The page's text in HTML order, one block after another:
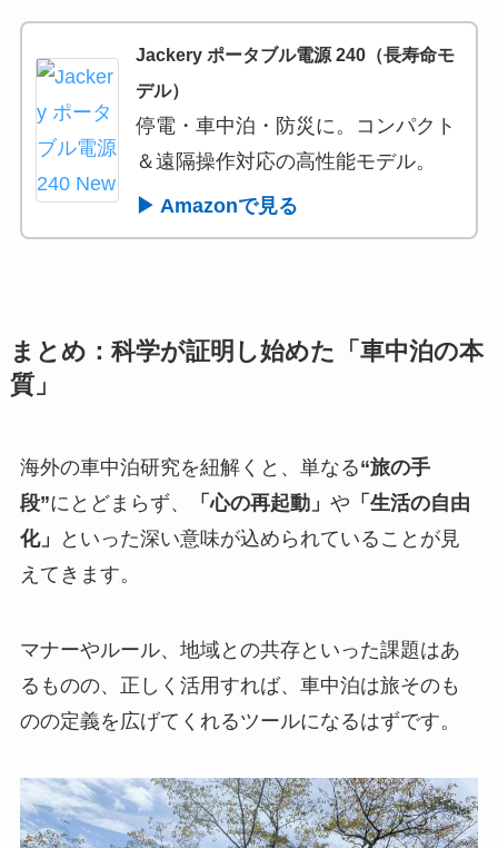
Jackery ポータブル電源 240（長寿命モ
デル）
停電・車中泊・防災に。コンパクト
＆遠隔操作対応の高性能モデル。
▶ Amazonで見る
まとめ：科学が証明し始めた「車中泊の本
質」
海外の車中泊研究を紐解くと、単なる“旅の手
段”にとどまらず、 「心の再起動」 や 「生活の自由
化」
といった深い意味が込められていることが見
えてきます。
マナーやルール、地域との共存といった課題はあ
るものの、正しく活用すれば、車中泊は旅そのも
のの定義を広げてくれるツールになるはずです。